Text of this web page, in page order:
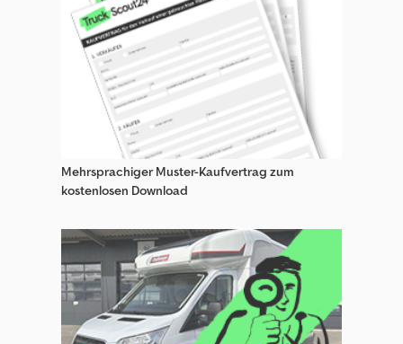
Mehrsprachiger Muster-Kaufvertrag zum
kostenlosen Download